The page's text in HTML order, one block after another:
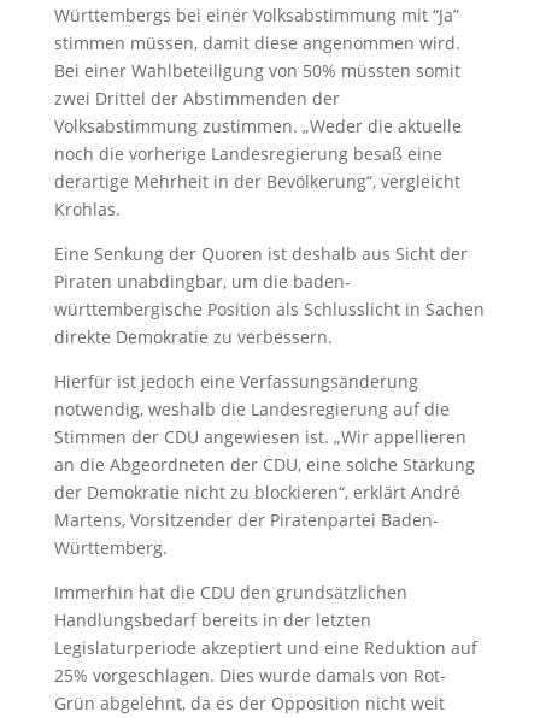
Württembergs bei einer Volksabstimmung mit “Ja”
stimmen müssen, damit diese angenommen wird.
Bei einer Wahlbeteiligung von 50% müssten somit
zwei Drittel der Abstimmenden der
Volksabstimmung zustimmen. „Weder die aktuelle
noch die vorherige Landesregierung besaß eine
derartige Mehrheit in der Bevölkerung“, vergleicht
Krohlas.
Eine Senkung der Quoren ist deshalb aus Sicht der
Piraten unabdingbar, um die baden-
württembergische Position als Schlusslicht in Sachen
direkte Demokratie zu verbessern.
Hierfür ist jedoch eine Verfassungsänderung
notwendig, weshalb die Landesregierung auf die
Stimmen der CDU angewiesen ist. „Wir appellieren
an die Abgeordneten der CDU, eine solche Stärkung
der Demokratie nicht zu blockieren“, erklärt André
Martens, Vorsitzender der Piratenpartei Baden-
Württemberg.
Immerhin hat die CDU den grundsätzlichen
Handlungsbedarf bereits in der letzten
Legislaturperiode akzeptiert und eine Reduktion auf
25% vorgeschlagen. Dies wurde damals von Rot-
Grün abgelehnt, da es der Opposition nicht weit